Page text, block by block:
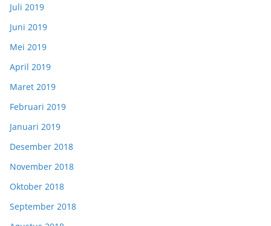
Juli 2019
Juni 2019
Mei 2019
April 2019
Maret 2019
Februari 2019
Januari 2019
Desember 2018
November 2018
Oktober 2018
September 2018